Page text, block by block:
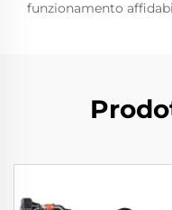
funzionamento